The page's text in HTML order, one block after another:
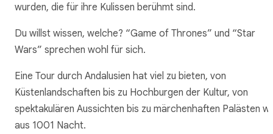
wurden, die für ihre Kulissen berühmt sind.
Du willst wissen, welche? “Game of Thrones” und “Star
Wars” sprechen wohl für sich.
Eine Tour durch Andalusien hat viel zu bieten, von
Küstenlandschaften bis zu Hochburgen der Kultur, von
spektakulären Aussichten bis zu märchenhaften Palästen
aus 1001 Nacht.